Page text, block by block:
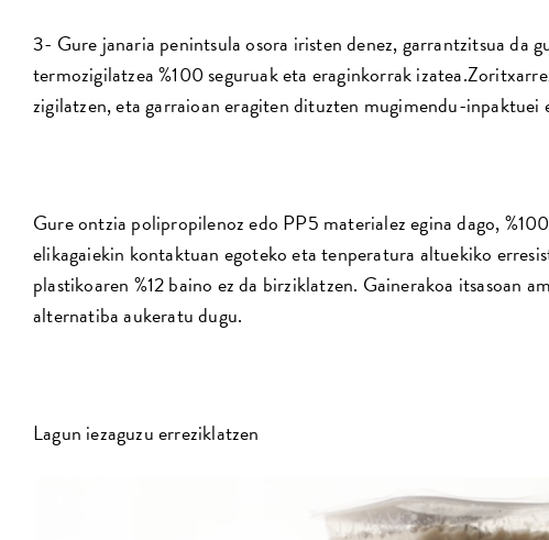
3- Gure janaria penintsula osora iristen denez, garrantzitsua da
termozigilatzea %100 seguruak eta eraginkorrak
zigilatzen, eta garraioan eragiten dituzten mugimendu-inpaktuei
Gure ontzia polipropilenoz edo PP5 materialez egina dago,
elikagaiekin kontaktuan egoteko eta tenperatura altuekiko
plastikoaren %12 baino ez da birziklatzen. Gainerakoa itsasoan
alternatiba aukeratu dugu.
Lagun iezaguzu erreziklatzen